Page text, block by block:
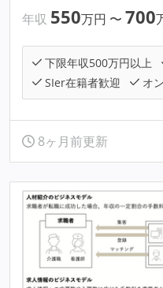
年収 550万円 〜 700
下限年収500万円以上
SIer在籍者歓迎
オ
8ヶ月前更新